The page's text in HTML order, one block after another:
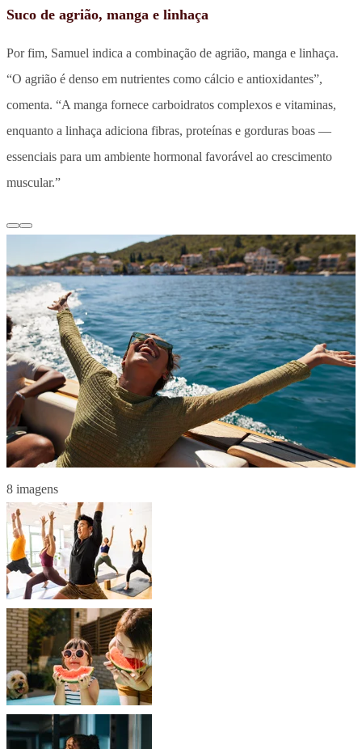
Suco de agrião, manga e linhaça
Por fim, Samuel indica a combinação de agrião, manga e linhaça.
“O agrião é denso em nutrientes como cálcio e antioxidantes”,
comenta. “A manga fornece carboidratos complexos e vitaminas,
enquanto a linhaça adiciona fibras, proteínas e gorduras boas —
essenciais para um ambiente hormonal favorável ao crescimento
muscular.”
8 imagens